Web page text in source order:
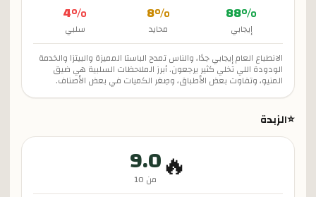
88%
إيجابي
8%
محايد
4%
سلبي
الانطباع العام إيجابي جدًا، والناس تمدح الباستا المميزة والبيتزا والخدمة
الودودة اللي تخلي كثير يرجعون. أبرز الملاحظات السلبية هي ضيق
المنيو، وتفاوت بعض الأطباق، وصِغر الكميات في بعض الأصناف.
⭐الزبدة
🔥
9.0
من 10